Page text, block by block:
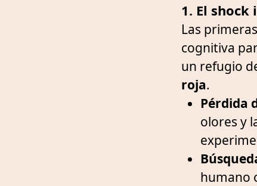
1. El
Las
cognitiva
un refugio
roja.
Pérdida
olores y
humano